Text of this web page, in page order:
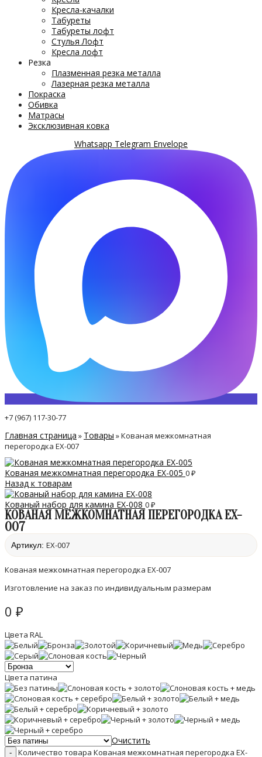
Кресла-качалки
Табуреты
Табуреты лофт
Стулья Лофт
Кресла лофт
Резка
Плазменная резка металла
Лазерная резка металла
Покраска
Обивка
Матрасы
Эксклюзивная ковка
Whatsapp Telegram Envelope
+7 (967) 117-30-77
Главная страница » Товары »Кованая межкомнатная
перегородка EX-007
Кованая межкомнатная перегородка EX-005 0₽
Назад к товарам
Кованый набор для камина EX-008 0₽
КОВАНАЯ МЕЖКОМНАТНАЯ ПЕРЕГОРОДКА EX-
007
Артикул: EX-007
Кованая межкомнатная перегородка EX-007
Изготовление на заказ по индивидуальным размерам
0 ₽
Цвета RAL
Цвета патина
Очистить
Количество товара Кованая межкомнатная перегородка EX-